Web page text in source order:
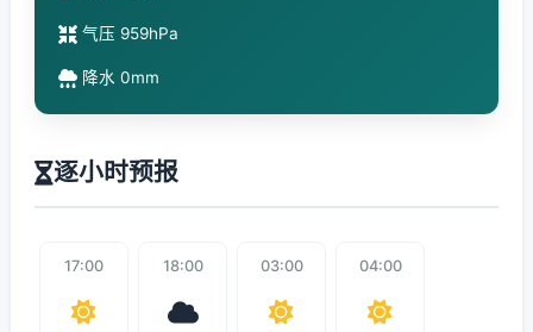
气压 959hPa
降水 0mm
逐小时预报
17:00 18:00 03:00 04:00